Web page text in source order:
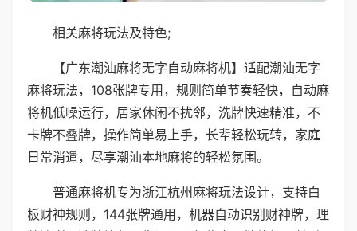
相关麻将玩法及特色;
【广东潮汕麻将无字自动麻将机】适配潮汕无字
麻将玩法，108张牌专用，规则简单节奏轻快，自动麻
将机低噪运行，居家休闲不扰邻，洗牌快速精准，不
卡牌不叠牌，操作简单易上手，长辈轻松玩转，家庭
日常消遣，尽享潮汕本地麻将的轻松氛围。
普通麻将机专为浙江杭州麻将玩法设计，支持白
板财神规则，144张牌通用，机器自动识别财神牌，理